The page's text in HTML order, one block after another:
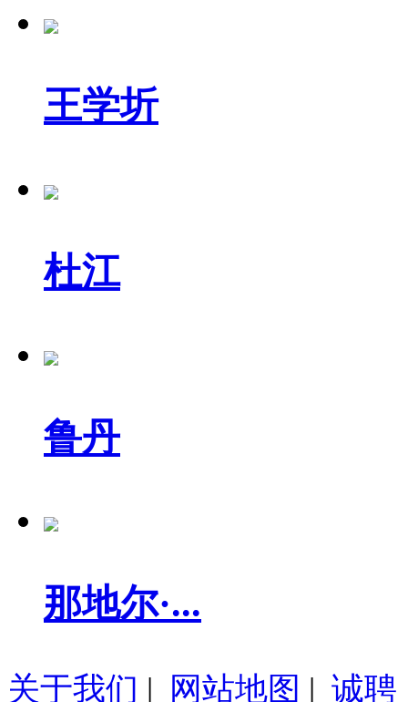
王学圻
杜江
鲁丹
那地尔·...
关于我们 | 网站地图 | 诚聘